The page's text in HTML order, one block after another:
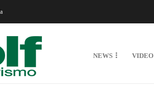
NEWS VIDEO